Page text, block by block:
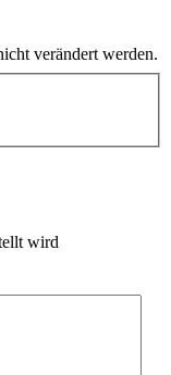
verändert werden.
wird